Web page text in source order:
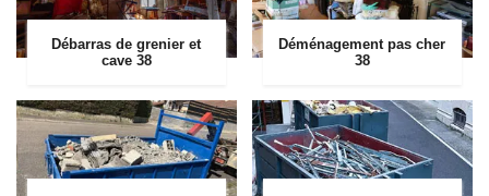
Débarras de grenier et
cave 38
Déménagement pas cher
38